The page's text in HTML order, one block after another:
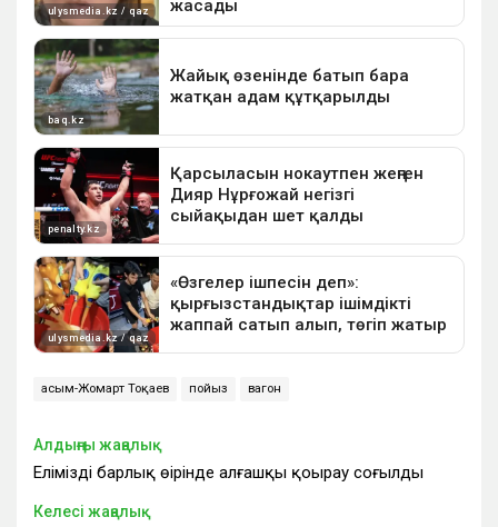
Қасым-Жомарт Тоқаев пойыз вагон
Алдыңғы жаңалық
Еліміздің барлық өңірінде алғашқы қоңырау соғылды
Келесі жаңалық